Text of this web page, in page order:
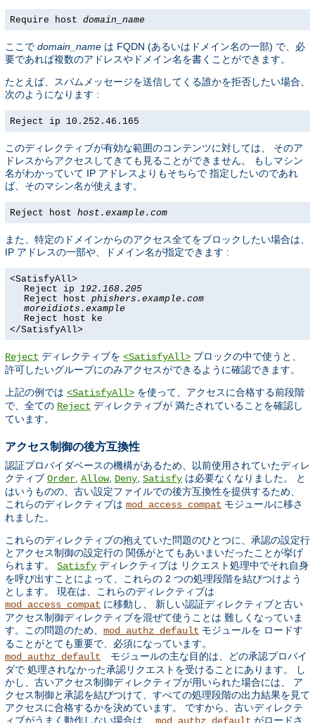
Require host domain_name
ここで domain_name は FQDN (あるいはドメイン名の一部) で、必
要であれば複数のアドレスやドメイン名を書くことができます。
たとえば、スパムメッセージを送信してくる誰かを拒否したい場合、
次のようになります :
Reject ip 10.252.46.165
このディレクティブが有効な範囲のコンテンツに対しては、 そのア
ドレスからアクセスしてきても見ることができません。 もしマシン
名がわかっていて IP アドレスよりもそちらで 指定したいのであれ
ば、そのマシン名が使えます。
Reject host host.example.com
また、特定のドメインからのアクセス全てをブロックしたい場合は、
IP アドレスの一部や、ドメイン名が指定できます :
<SatisfyAll>
Reject ip 192.168.205
Reject host phishers.example.com
moreidiots.example
Reject host ke
</SatisfyAll>
Reject ディレクティブを <SatisfyAll> ブロックの中で使うと、
許可したいグループにのみアクセスができるように確認できます。
上記の例では <SatisfyAll> を使って、アクセスに合格する前段階
で、全ての Reject ディレクティブが 満たされていることを確認し
ています。
アクセス制御の後方互換性
認証プロバイダベースの機構があるため、以前使用されていたディレ
クティブ Order, Allow, Deny, Satisfy は必要なくなりました。 と
はいうものの、古い設定ファイルでの後方互換性を提供するため、
これらのディレクティブは mod_access_compat モジュールに移さ
れました。
これらのディレクティブの抱えていた問題のひとつに、承認の設定行
とアクセス制御の設定行の 関係がとてもあいまいだったことが挙げ
られます。 Satisfy ディレクティブは リクエスト処理中でそれ自身
を呼び出すことによって、これらの 2 つの処理段階を結びつけよう
とします。 現在は、これらのディレクティブは
mod_access_compat に移動し、 新しい認証ディレクティブと古い
アクセス制御ディレクティブを混ぜて使うことは 難しくなっていま
す。この問題のため、 mod_authz_default モジュールを ロードす
ることがとても重要で、必須になっています。
mod_authz_default モジュールの主な目的は、どの承認プロバイ
ダで 処理されなかった承認リクエストを受けることにあります。 し
かし、古いアクセス制御ディレクティブが用いられた場合には、 ア
クセス制御と承認を結びつけて、すべての処理段階の出力結果を見て
アクセスに合格するかを決めています。 ですから、古いディレクテ
ィブがうまく動作しない場合は、
がロードさ